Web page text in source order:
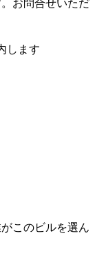
お問合せいただ
します
このビルを選ん